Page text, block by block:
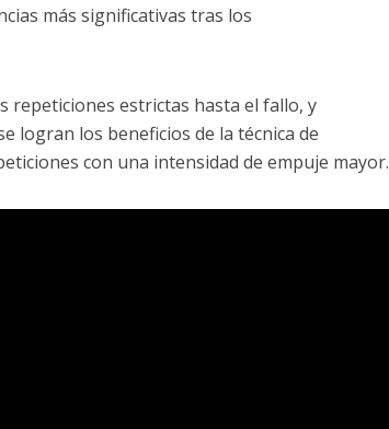
más significativas tras los
repeticiones estrictas hasta el fallo, y
logran los beneficios de la técnica de
con una intensidad de empuje mayor.